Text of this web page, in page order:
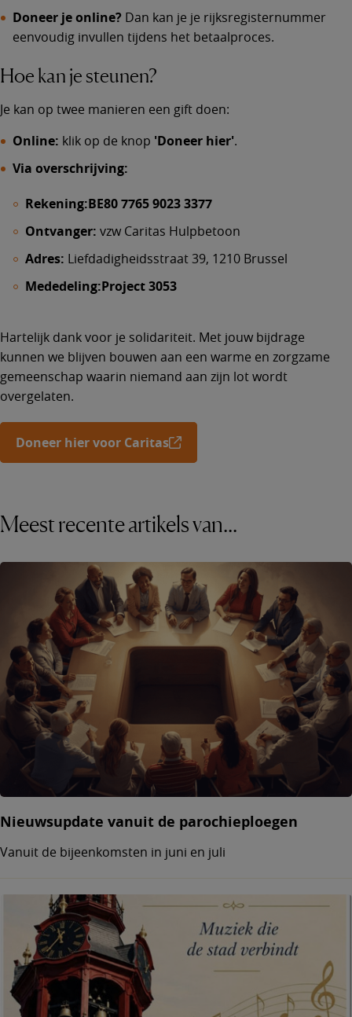
Doneer je online? Dan kan je je rijksregisternummer
eenvoudig invullen tijdens het betaalproces.
Hoe kan je steunen?
Je kan op twee manieren een gift doen:
Online: klik op de knop 'Doneer hier'.
Via overschrijving:
Rekening:BE80 7765 9023 3377
Ontvanger: vzw Caritas Hulpbetoon
Adres: Liefdadigheidsstraat 39, 1210 Brussel
Mededeling:Project 3053
Hartelijk dank voor je solidariteit. Met jouw bijdrage
kunnen we blijven bouwen aan een warme en zorgzame
gemeenschap waarin niemand aan zijn lot wordt
overgelaten.
Doneer hier voor Caritas
Meest recente artikels van...
Nieuwsupdate vanuit de parochieploegen
Vanuit de bijeenkomsten in juni en juli